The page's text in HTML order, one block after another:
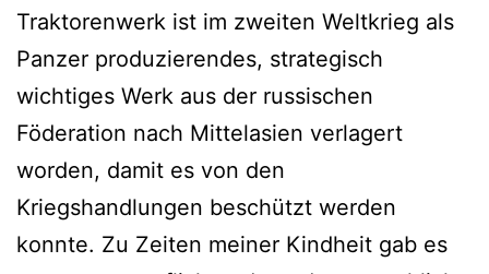
Traktorenwerk ist im zweiten Weltkrieg als
Panzer produzierendes, strategisch
wichtiges Werk aus der russischen
Föderation nach Mittelasien verlagert
worden, damit es von den
Kriegshandlungen beschützt werden
konnte. Zu Zeiten meiner Kindheit gab es